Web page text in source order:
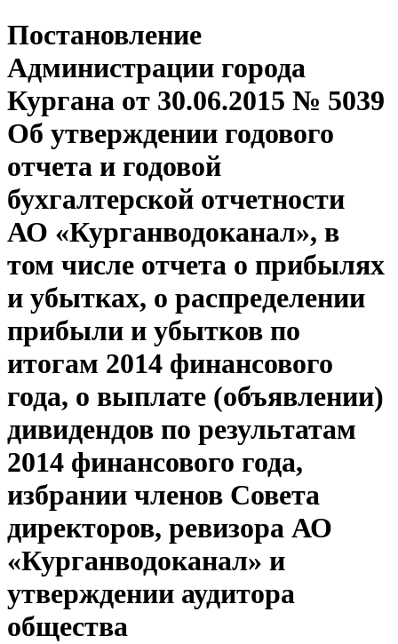
Постановление
Администрации города
Кургана от 30.06.2015 № 5039
Об утверждении годового
отчета и годовой
бухгалтерской отчетности
АО «Курганводоканал», в
том числе отчета о прибылях
и убытках, о распределении
прибыли и убытков по
итогам 2014 финансового
года, о выплате (объявлении)
дивидендов по результатам
2014 финансового года,
избрании членов Совета
директоров, ревизора АО
«Курганводоканал» и
утверждении аудитора
общества